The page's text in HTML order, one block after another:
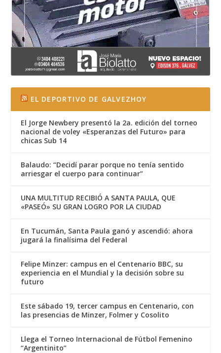
EL DEPORTIVO DE GALVEZHOY
El Jorge Newbery presentó la 2a. edición del torneo
nacional de voley «Esperanzas del Futuro» para
chicas Sub 14
Balaudo: “Decidí parar porque no tenía sentido
arriesgar el cuerpo para continuar”
UNA MULTITUD RECIBIÓ A SANTA PAULA, QUE
«PASEÓ» SU GRAN LOGRO POR LA CIUDAD
En Tucumán, Santa Paula ganó y ascendió: ahora
jugará la finalísima del Federal
Felipe Minzer: campus en el Centenario BBC, su
experiencia en el Mundial y la decisión sobre su
futuro
Este sábado 19, tercer campus en Centenario, con
las presencias de Minzer, Folmer y Cosolito
Llega el Torneo Internacional de Fútbol Femenino
“Argentinito”